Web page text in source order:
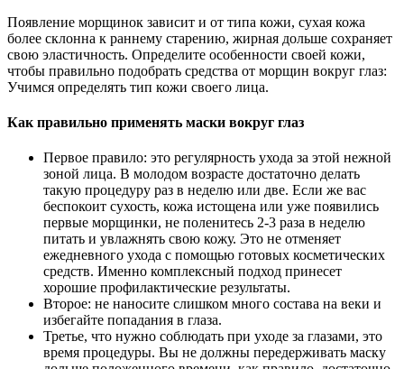
Появление морщинок зависит и от типа кожи, сухая кожа
более склонна к раннему старению, жирная дольше сохраняет
свою эластичность. Определите особенности своей кожи,
чтобы правильно подобрать средства от морщин вокруг глаз:
Учимся определять тип кожи своего лица.
Как правильно применять маски вокруг глаз
Первое правило: это регулярность ухода за этой нежной
зоной лица. В молодом возрасте достаточно делать
такую процедуру раз в неделю или две. Если же вас
беспокоит сухость, кожа истощена или уже появились
первые морщинки, не поленитесь 2-3 раза в неделю
питать и увлажнять свою кожу. Это не отменяет
ежедневного ухода с помощью готовых косметических
средств. Именно комплексный подход принесет
хорошие профилактические результаты.
Второе: не наносите слишком много состава на веки и
избегайте попадания в глаза.
Третье, что нужно соблюдать при уходе за глазами, это
время процедуры. Вы не должны передерживать маску